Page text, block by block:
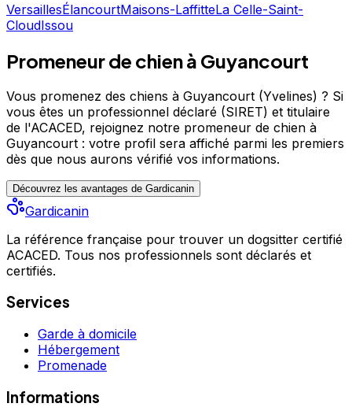
VersaillesÉlancourtMaisons-LaffitteLa Celle-Saint-
CloudIssou
Promeneur de chien à Guyancourt
Vous promenez des chiens à Guyancourt (Yvelines) ? Si
vous êtes un professionnel déclaré (SIRET) et titulaire
de l'ACACED, rejoignez notre promeneur de chien à
Guyancourt : votre profil sera affiché parmi les premiers
dès que nous aurons vérifié vos informations.
Découvrez les avantages de Gardicanin
Gardicanin
La référence française pour trouver un dogsitter certifié
ACACED. Tous nos professionnels sont déclarés et
certifiés.
Services
Garde à domicile
Hébergement
Promenade
Informations